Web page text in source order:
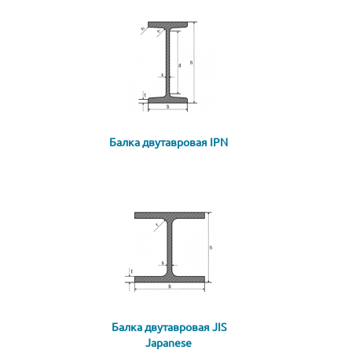
Балка двутавровая IPN
Балка двутавровая JIS
Japanese